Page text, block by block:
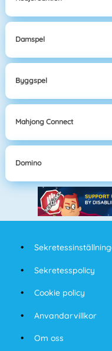
Damspel
Byggspel
Mahjong Connect
Domino
Sekretesspolicy
Cookie policy
Anvandarvillkor
Om oss